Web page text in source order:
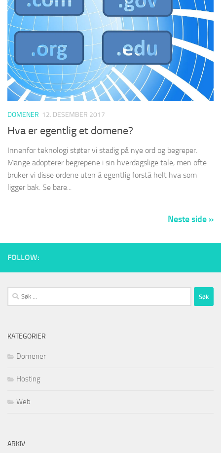
DOMENER 12. DESEMBER 2017
Hva er egentlig et domene?
Innenfor teknologi støter vi stadig på nye ord og begreper.
Mange adopterer begrepene i sin hverdagslige tale, men ofte
bruker vi disse ordene uten å egentlig forstå helt hva som
ligger bak. Se bare...
Neste side »
FOLLOW:
Søk
etter:
KATEGORIER
Domener
Hosting
Web
ARKIV